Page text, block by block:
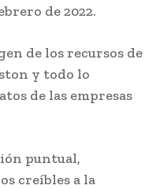
de 2022.
de los recursos de
y todo lo
de las empresas
puntual,
creíbles a la